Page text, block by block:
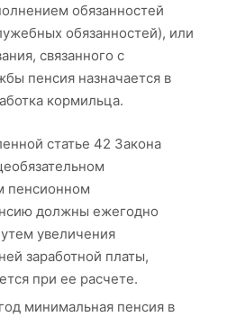
обязанностей
обязанностей), или
связанного с
пенсия назначается в
кормильца.
статье 42 Закона
пенсионном
должны ежегодно
увеличения
заработной платы,
при ее расчете.
минимальная пенсия в